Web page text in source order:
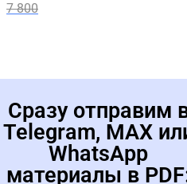
7 800
Сразу отправим
Telegram, MAX
WhatsApp
материалы в